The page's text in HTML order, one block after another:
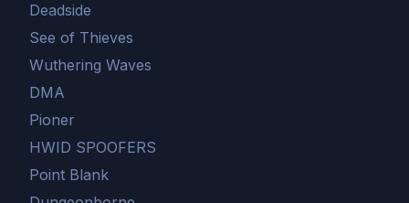
Deadside
See of Thieves
Wuthering Waves
DMA
Pioner
HWID SPOOFERS
Point Blank